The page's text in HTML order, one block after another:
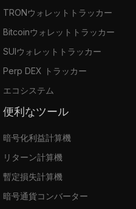
TRONウォレットトラッカー
Bitcoinウォレットトラッカー
SUIウォレットトラッカー
Perp DEX トラッカー
エコシステム
便利なツール
暗号化利益計算機
リターン計算機
暫定損失計算機
暗号通貨コンバーター